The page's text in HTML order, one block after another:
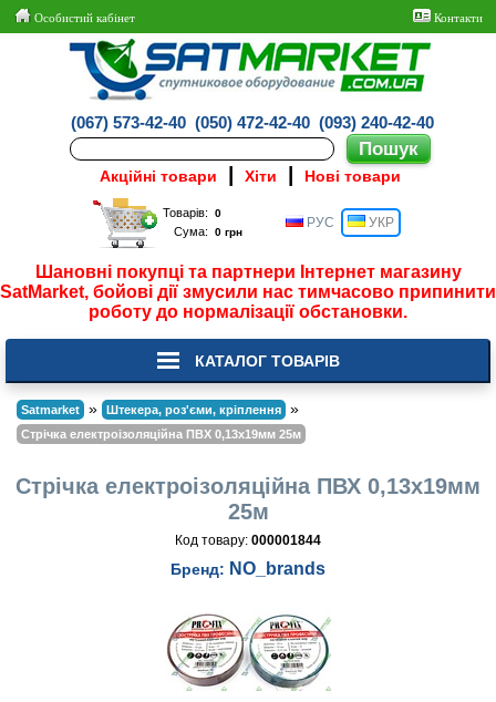
Особистий кабінет Контакти
(067) 573-42-40 (050) 472-42-40 (093) 240-42-40
Акційні товари Хіти Нові товари
Товарів:
Сума:
РУС УКР
Шановні покупці та партнери Інтернет магазину
SatMarket, бойові дії змусили нас тимчасово припинити
роботу до нормалізації обстановки.
КАТАЛОГ ТОВАРІВ
Satmarket » Штекера, роз'єми, кріплення »
Стрічка електроізоляційна ПВХ 0,13x19мм 25м
Стрічка електроізоляційна ПВХ 0,13x19мм
25м
Код товару: 000001844
Бренд: NO_brands